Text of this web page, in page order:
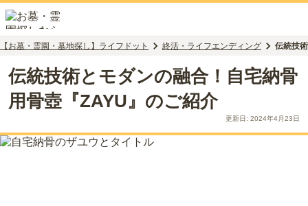
【お墓・霊園・墓地探し】ライフドット 終活・ライフエンディング 伝統技
伝統技術とモダンの融合！自宅納骨
用骨壺『ZAYU』のご紹介
更新日: 2024年4月23日